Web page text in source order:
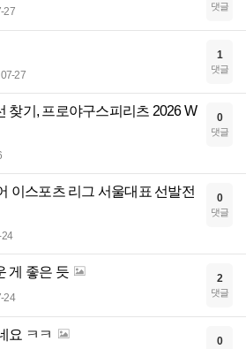
27 댓글
07-27
1
댓글
찾기, 프로야구스피리츠 2026 W
0
댓글
이스포츠 리그 서울대표 선발전 0
댓글
게 좋은 듯
24
2
댓글
요 ㅋㅋ 0